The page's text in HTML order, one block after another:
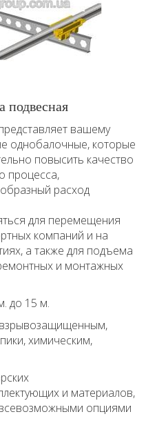
подвесная
вашему
однобалочные, которые
повысить качество
процесса,
расход
для перемещения
компаний и на
а также для подъема
и монтажных
до 15 м.
химическим,
и материалов,
опциями